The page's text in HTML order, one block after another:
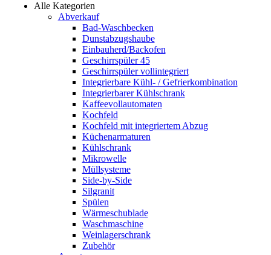
Alle Kategorien
Abverkauf
Bad-Waschbecken
Dunstabzugshaube
Einbauherd/Backofen
Geschirrspüler 45
Geschirrspüler vollintegriert
Integrierbare Kühl- / Gefrierkombination
Integrierbarer Kühlschrank
Kaffeevollautomaten
Kochfeld
Kochfeld mit integriertem Abzug
Küchenarmaturen
Kühlschrank
Mikrowelle
Müllsysteme
Side-by-Side
Silgranit
Spülen
Wärmeschublade
Waschmaschine
Weinlagerschrank
Zubehör